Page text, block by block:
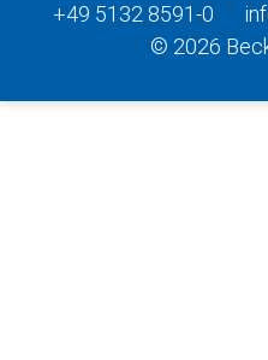
+49 5132 8591-0
© 2026